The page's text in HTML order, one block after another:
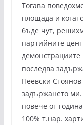
Тогава
площада и
бъде чут,
партийните
последва
Пеевски
задържането
повече от
100% т.нар.